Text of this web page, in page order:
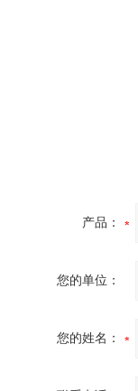
产品：
您的单位：
您的姓名：